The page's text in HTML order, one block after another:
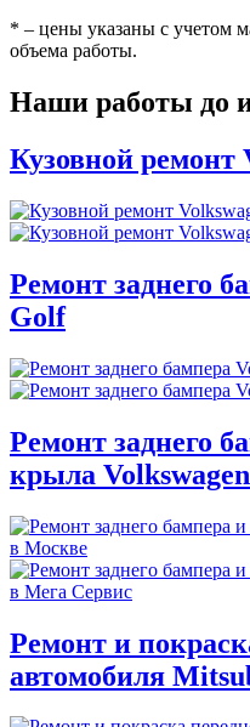
* – цены указаны с учетом
объема работы.
Наши работы до
Кузовной ремонт
Ремонт заднего
Golf
Ремонт заднего
крыла
Ремонт и
автомобиля